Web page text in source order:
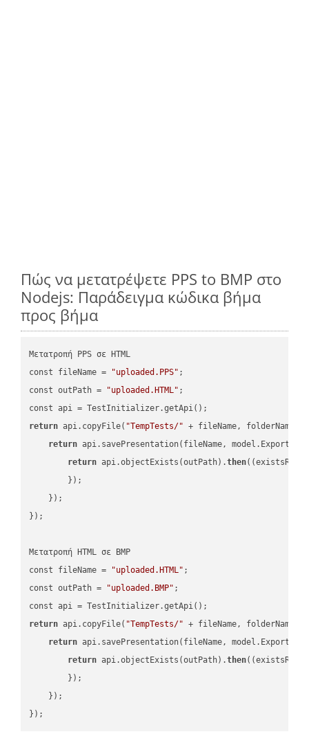
Πώς να μετατρέψετε PPS to BMP στο
Nodejs: Παράδειγμα κώδικα βήμα
προς βήμα
Μετατροπή PPS σε HTML
const fileName =
"uploaded.PPS" ;
const outPath =
"uploaded.HTML" ;
return api.copyFile( "TempTests/" + fileName, folderName +
return api.savePresentation(fileName,
return api.objectExists(outPath).then(
        });
    });
});
Μετατροπή HTML σε BMP
const fileName =
"uploaded.HTML" ;
const outPath =
"uploaded.BMP" ;
return api.copyFile( "TempTests/" + fileName, folderName +
return api.savePresentation(fileName,
return api.objectExists(outPath).then(
        });
    });